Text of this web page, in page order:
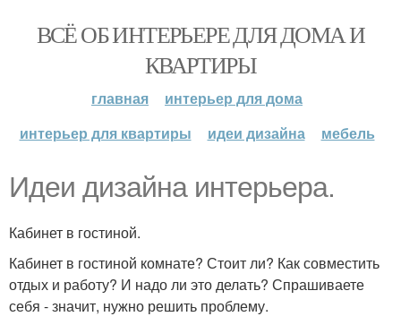
ВСЁ ОБ ИНТЕРЬЕРЕ ДЛЯ ДОМА И
КВАРТИРЫ
главная
интерьер для дома
интерьер для квартиры
идеи дизайна мебель
Идеи дизайна интерьера.
Кабинет в гостиной.
Кабинет в гостиной комнате? Стоит ли? Как совместить
отдых и работу? И надо ли это делать? Спрашиваете
себя - значит, нужно решить проблему.